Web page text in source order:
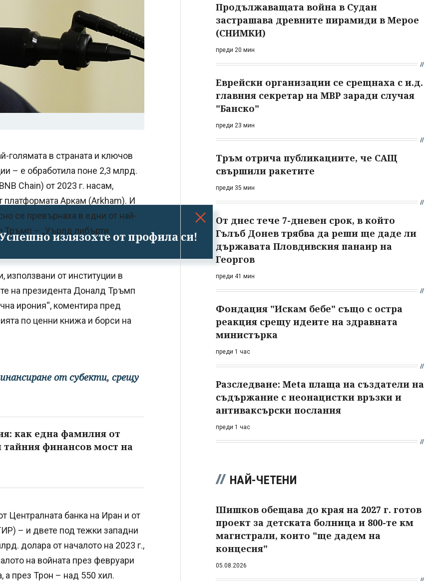
излязохте от профила си!
голямата в страната и ключов
– е обработила поне 2,3 млрд.
Chain) от 2023 г. насам,
платформата Аркам (Arkham). И
се превърнаха в едни от най-
Тръмп – „Уърлд либърти
от институции в
на президента Доналд Тръмп
ирония“, коментира пред
по ценни книжа и борси на
от субекти, срещу
как една фамилия от
финансов мост на
Централната банка на Иран и от
– и двете под тежки западни
долара от началото на 2023 г.,
на войната през февруари
през Трон – над 550 хил.
Продължаващата война в Судан
застрашава древните пирамиди в Мерое
(СНИМКИ)
преди 20 мин
Еврейски организации се срещнаха с и.д.
главния секретар на МВР заради случая
"Банско"
преди 23 мин
Тръм отрича публикациите, че САЩ
свършили ракетите
преди 35 мин
От днес тече 7-дневен срок, в който
Гълъб Донев трябва да реши ще даде ли
държавата Пловдивския панаир на
Георгов
преди 41 мин
Фондация "Искам бебе" също с остра
реакция срещу идеите на здравната
министърка
преди 1 час
Разследване: Meta плаща на създатели на
съдържание с неонацистки връзки и
антиваксърски послания
преди 1 час
НАЙ-ЧЕТЕНИ
Шишков обещава до края на 2027 г. готов
проект за детската болница и 800-те км
магистрали, които "ще дадем на
концесия"
05.08.2026